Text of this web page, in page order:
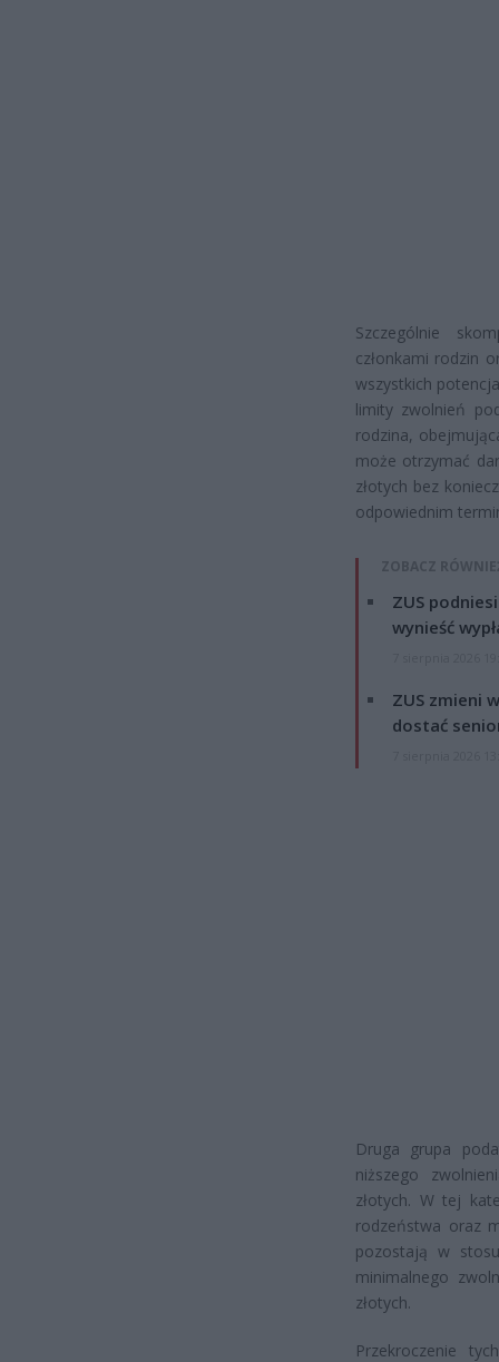
Szczególnie
członkami rodzin
wszystkich
limity zwolnień
rodzina,
może otrzymać
złotych bez
odpowiednim
ZOBACZ
ZUS
wynieść
ZUS zmieni
dostać
Druga grupa
niższego
złotych. W tej
rodzeństwa oraz
pozostają w
minimalnego
złotych.
Przekroczenie